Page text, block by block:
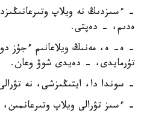
- ءسىزدىڭ نە ويلاپ
ەدىم، - دەپتى.
- ە- ە، مەنىڭ ويلاعانىم ءجۇز
تۇرمايدى، - دەيدى شوۋ وعان.
- سوندا دا، ايتىڭىزشى، نە
- ءسىز تۋرالى ويلاپ